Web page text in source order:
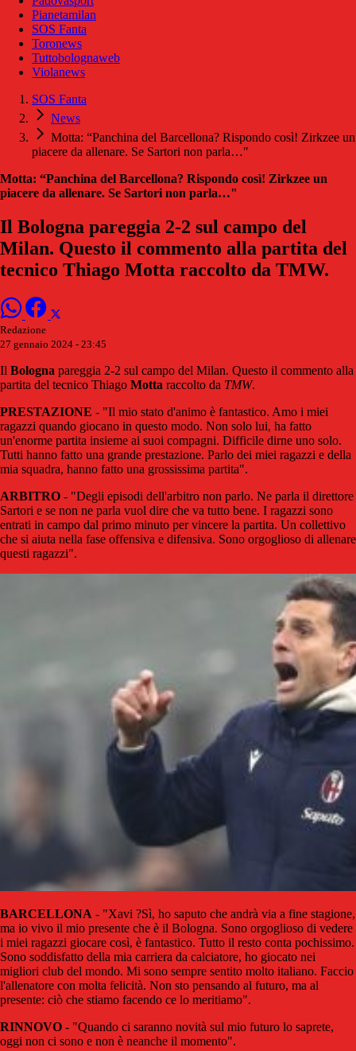
Pianetamilan
SOS Fanta
Toronews
Tuttobolognaweb
Violanews
SOS Fanta
News
Motta: “Panchina del Barcellona? Rispondo così! Zirkzee un
piacere da allenare. Se Sartori non parla…"
Motta: “Panchina del Barcellona? Rispondo così! Zirkzee un
piacere da allenare. Se Sartori non parla…"
Il Bologna pareggia 2-2 sul campo del
Milan. Questo il commento alla partita del
tecnico Thiago Motta raccolto da TMW.
Redazione
27 gennaio 2024 - 23:45
Il Bologna pareggia 2-2 sul campo del Milan. Questo il commento alla
partita del tecnico Thiago Motta raccolto da TMW.
PRESTAZIONE - "Il mio stato d'animo è fantastico. Amo i miei
ragazzi quando giocano in questo modo. Non solo lui, ha fatto
un'enorme partita insieme ai suoi compagni. Difficile dirne uno solo.
Tutti hanno fatto una grande prestazione. Parlo dei miei ragazzi e della
mia squadra, hanno fatto una grossissima partita".
ARBITRO - "Degli episodi dell'arbitro non parlo. Ne parla il direttore
Sartori e se non ne parla vuol dire che va tutto bene. I ragazzi sono
entrati in campo dal primo minuto per vincere la partita. Un collettivo
che si aiuta nella fase offensiva e difensiva. Sono orgoglioso di allenare
questi ragazzi".
BARCELLONA - "Xavi ?Sì, ho saputo che andrà via a fine stagione,
ma io vivo il mio presente che è il Bologna. Sono orgoglioso di vedere
i miei ragazzi giocare così, è fantastico. Tutto il resto conta pochissimo.
Sono soddisfatto della mia carriera da calciatore, ho giocato nei
migliori club del mondo. Mi sono sempre sentito molto italiano. Faccio
l'allenatore con molta felicità. Non sto pensando al futuro, ma al
presente: ciò che stiamo facendo ce lo meritiamo".
RINNOVO - "Quando ci saranno novità sul mio futuro lo saprete,
oggi non ci sono e non è neanche il momento".